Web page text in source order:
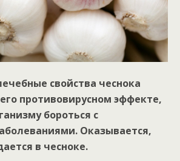
свойства чеснока
противовирусном эффекте,
бороться с
Оказывается,
в чесноке.